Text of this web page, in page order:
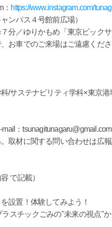
https://www.instagram.com/
ンパス４号館前広場）
ゆりかもめ「東京ビックサ
でのご来場はご遠慮くださ
テナビリティ学科×東京港
：tsunagitunagaru@gmail.com
に関する問い合わせは広報
で記載）
設置！体験してみよう！
スチックごみの"未来の視点"